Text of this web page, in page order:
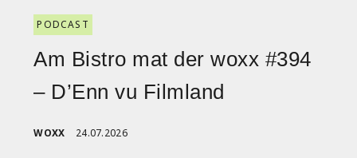
PODCAST
Am Bistro mat der woxx #394
– D’Enn vu Filmland
WOXX 24.07.2026